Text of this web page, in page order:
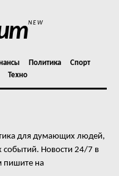
NEW
Политика
Спорт
Техно
для думающих людей,
событий. Новости 24/7 в
пишите на